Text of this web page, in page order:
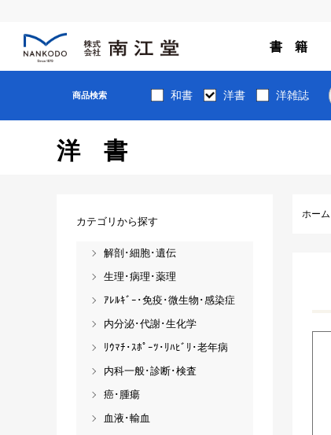
書 籍
商品検索 和書 洋書 洋雑誌
洋書
ホーム
カテゴリから探す
解剖･細胞･遺伝
生理･病理･薬理
ｱﾚﾙｷﾞｰ･免疫･微生物･感染症
内分泌･代謝･生化学
ﾘｳﾏﾁ･ｽﾎﾟｰﾂ･ﾘﾊﾋﾞﾘ･老年病
内科一般･診断･検査
癌･腫瘍
血液･輸血